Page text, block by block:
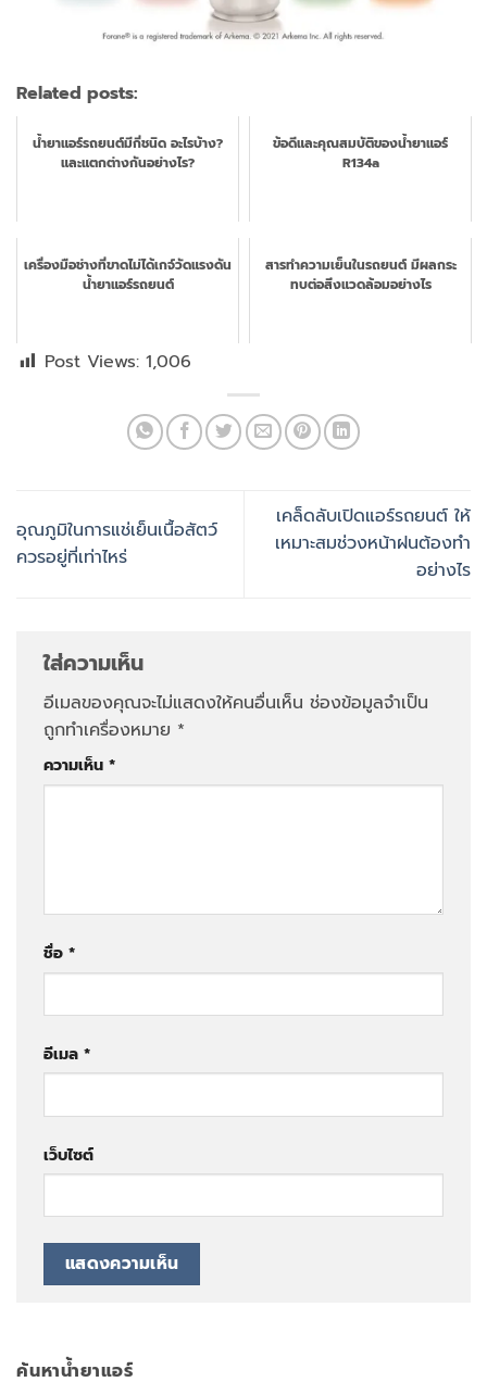
Related posts:
น้ำยาแอร์รถยนต์มีกี่ชนิด อะไรบ้าง?
และแตกต่างกันอย่างไร?
ข้อดีและคุณสมบัติของน้ำยาแอร์
R134a
เครื่องมือช่างที่ขาดไม่ได้เกจ์วัดแรงดัน
น้ำยาแอร์รถยนต์
สารทำความเย็นในรถยนต์ มีผลกระ
ทบต่อสิ่งแวดล้อมอย่างไร
Post Views: 1,006
อุณภูมิในการแช่เย็นเนื้อสัตว์
ควรอยู่ที่เท่าไหร่
เคล็ดลับเปิดแอร์รถยนต์ ให้
เหมาะสมช่วงหน้าฝนต้องทำ
อย่างไร
ใส่ความเห็น
อีเมลของคุณจะไม่แสดงให้คนอื่นเห็น ช่องข้อมูลจำเป็น
ถูกทำเครื่องหมาย *
ความเห็น *
ชื่อ *
อีเมล *
เว็บไซต์
ค้นหาน้ำยาแอร์